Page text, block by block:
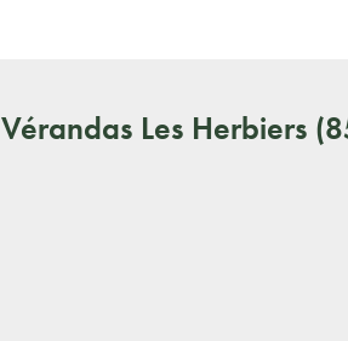
Vérandas Les Herbiers